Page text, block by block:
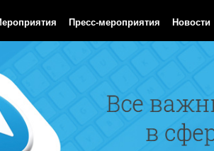
Пресс-мероприятия Новости